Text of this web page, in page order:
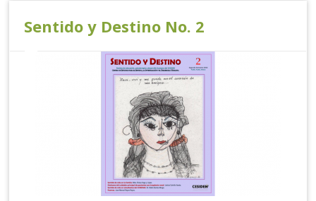
Sentido y Destino No. 2